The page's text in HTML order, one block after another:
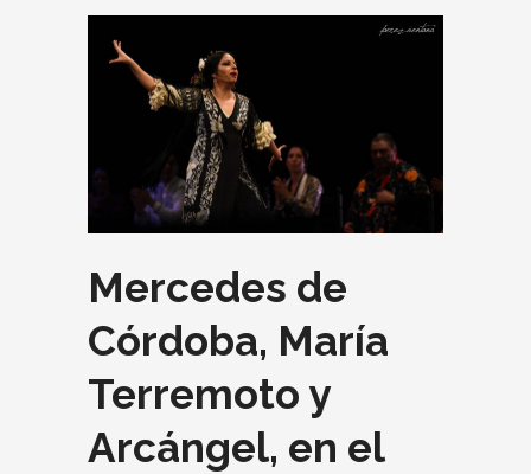
Mercedes de
Córdoba, María
Terremoto y
Arcángel, en el